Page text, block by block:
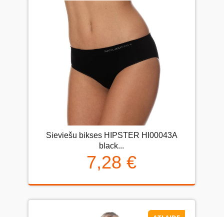
Sieviešu bikses HIPSTER HI00043A
black...
7,28 €